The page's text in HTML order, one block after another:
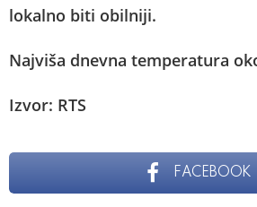
lokalno biti obilniji.
Najviša dnevna temperatura
Izvor: RTS
FACEBOOK